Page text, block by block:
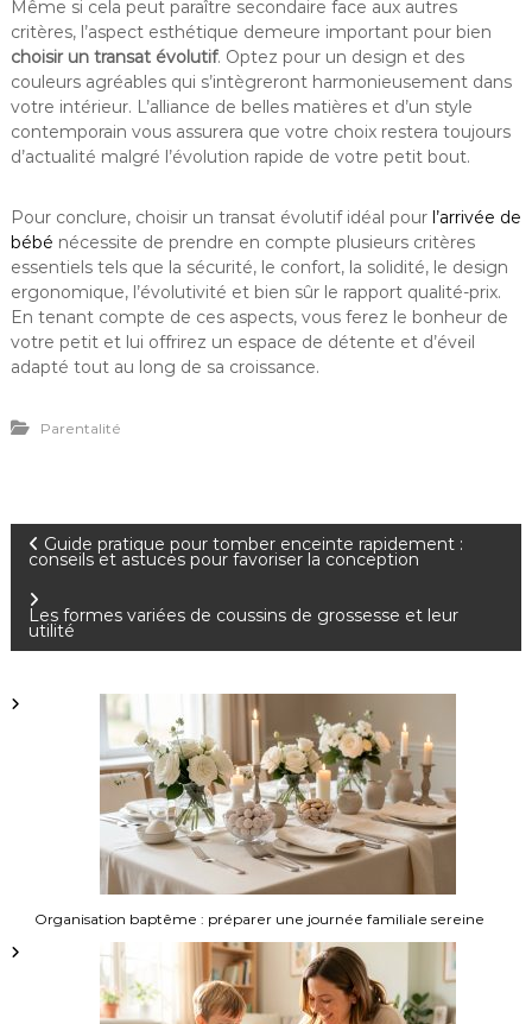
Même si cela peut paraître secondaire face aux autres
critères, l’aspect esthétique demeure important pour bien
choisir un transat évolutif. Optez pour un design et des
couleurs agréables qui s’intègreront harmonieusement dans
votre intérieur. L’alliance de belles matières et d’un style
contemporain vous assurera que votre choix restera toujours
d’actualité malgré l’évolution rapide de votre petit bout.
Pour conclure, choisir un transat évolutif idéal pour l’arrivée de
bébé nécessite de prendre en compte plusieurs critères
essentiels tels que la sécurité, le confort, la solidité, le design
ergonomique, l’évolutivité et bien sûr le rapport qualité-prix.
En tenant compte de ces aspects, vous ferez le bonheur de
votre petit et lui offrirez un espace de détente et d’éveil
adapté tout au long de sa croissance.
Parentalité
N
v
i
Guide pratique pour tomber enceinte rapidement :
conseils et astuces pour favoriser la conception
Les formes variées de coussins de grossesse et leur
utilité
Organisation baptême : préparer une journée familiale sereine